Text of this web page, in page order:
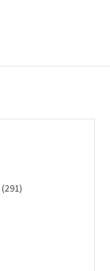
291291